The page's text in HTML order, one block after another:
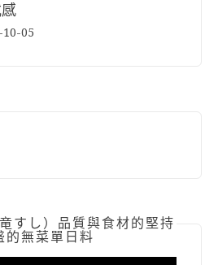
10-05
すし）品質與食材的堅持
的無菜單日料